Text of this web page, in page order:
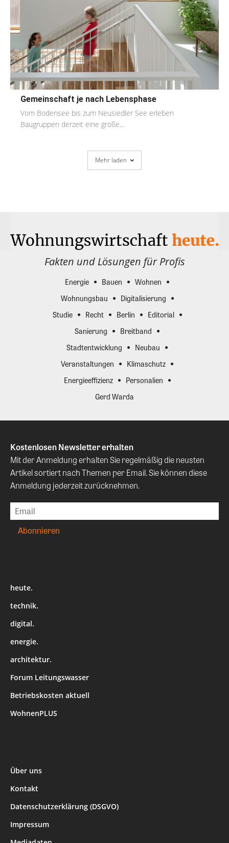
Gemeinschaft je nach Lebensphase
Vom Bodensee bis zum Neusiedler See erleben
Baugruppen derzeit eine große...
Mehr laden
Fakten und Lösungen für Profis
Energie Bauen
Wohnen
Wohnungsbau
Digitalisierung
Studie
Recht Berlin
Editorial
Sanierung
Breitband
Stadtentwicklung
Neubau
Veranstaltungen
Klimaschutz
Energieeffizienz
Personalien
Gerd Warda
Kostenlosen Newsletter erhalten
Mit der Anmeldung erhalten Sie regelmäßig die neusten
Artikel sortiert nach Themen per Email. Sie können diese
Anmeldung jederzeit zurücknehmen.
heute.
technik.
digital.
energie.
architektur.
Forum Leitungswasser
Betriebskosten aktuell
WohnenPLUS
Über uns
Kontakt
Datenschutzerklärung (DSGVO)
Impressum